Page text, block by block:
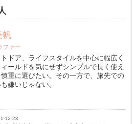
帆
ファー
ドア、ライフスタイルを中心に幅広く
ールドを気にせずシンプルで長く使え
重に選びたい。その一方で、旅先での
嫌いじゃない。
12-23